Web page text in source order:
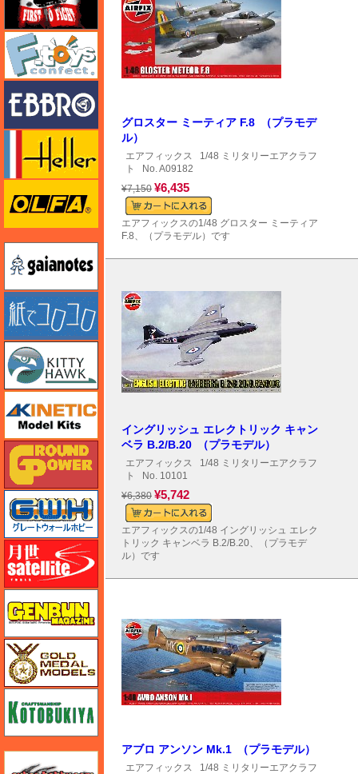
グロスター ミーティア F.8 （プラモデ
ル）
エアフィックス
1/48 ミリタリーエアクラフ
ト
No. A09182
¥7,150 ¥6,435
エアフィックスの1/48 グロスター ミーティア
F.8、（プラモデル）です
イングリッシュ エレクトリック キャン
ベラ B.2/B.20 （プラモデル）
エアフィックス
1/48 ミリタリーエアクラフ
ト
No. 10101
¥6,380 ¥5,742
エアフィックスの1/48 イングリッシュ エレク
トリック キャンベラ B.2/B.20、（プラモデ
ル）です
アブロ アンソン Mk.1 （プラモデル）
エアフィックス
1/48 ミリタリーエアクラフ
エフトイズ
エレール
オルファ
紙でコロコロ
キティホーク
ガリレオ出版 グランドパワー
グレートウォールホビー
月世 サテライトツールス
ゴールドメダルモデルズ
コトブキヤ
サイバーホビー